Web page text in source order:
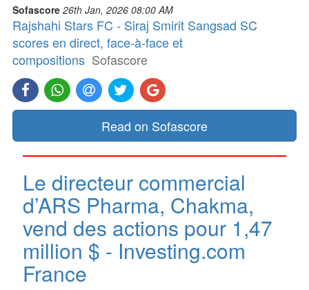
Sofascore 26th Jan, 2026 08:00 AM
Rajshahi Stars FC - Siraj Smirit Sangsad SC
scores en direct, face-à-face et
compositions Sofascore
Read on Sofascore
Le directeur commercial
d’ARS Pharma, Chakma,
vend des actions pour 1,47
million $ - Investing.com
France